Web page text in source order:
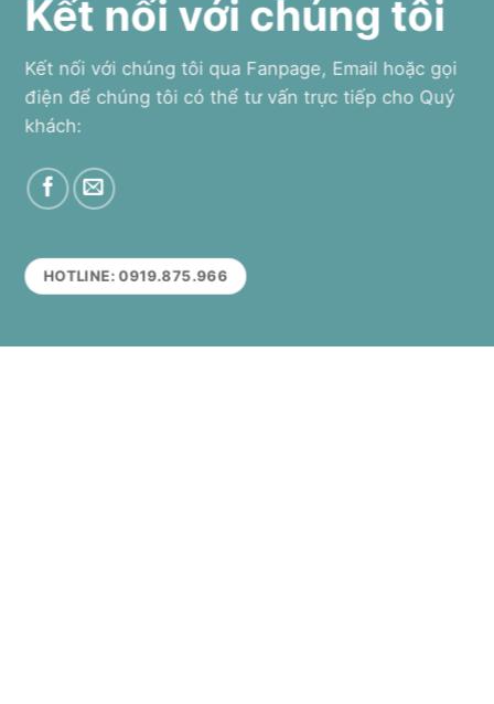
Kết nối với chúng tôi
Kết nối với chúng tôi qua Fanpage, Email hoặc gọi
điện để chúng tôi có thể tư vấn trực tiếp cho Quý
khách:
HOTLINE: 0919.875.966